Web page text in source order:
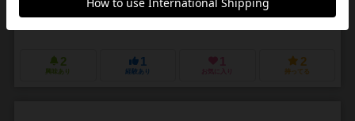
ダイナモ・リミテッド（Dynamo Limited）
キネティック（Kinetic
2
興味あり
1
経験あり
1
お気に入り
2
持ってる